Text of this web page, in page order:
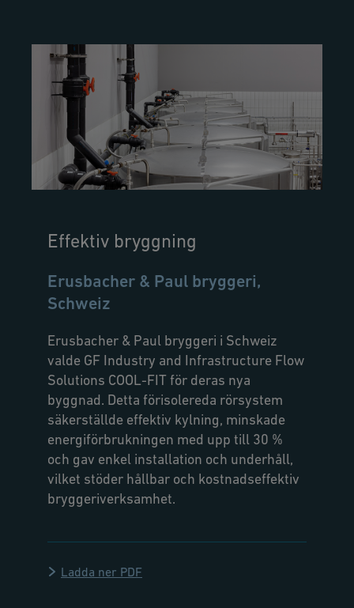
Effektiv bryggning
Erusbacher & Paul bryggeri,
Schweiz
Erusbacher & Paul bryggeri i Schweiz
valde GF Industry and Infrastructure Flow
Solutions COOL-FIT för deras nya
byggnad. Detta förisolereda rörsystem
säkerställde effektiv kylning, minskade
energiförbrukningen med upp till 30 %
och gav enkel installation och underhåll,
vilket stöder hållbar och kostnadseffektiv
bryggeriverksamhet.
Ladda ner PDF